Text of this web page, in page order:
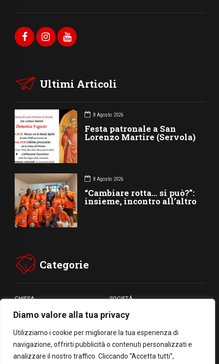
Diamo valore alla tua privacy
Utilizziamo i cookie per migliorare la tua esperienza di
navigazione, offrirti pubblicità o contenuti personalizzati e
analizzare il nostro traffico. Cliccando “Accetta tutti”,
Ultimi Articoli
8 Agosto 2026
Festa patronale a San
Lorenzo Martire (Servola)
8 Agosto 2026
“Cambiare rotta… si può?”:
insieme, incontro all’altro
Categorie
CHIESA SOCIETÁ
CARITÁ GIUBILEO
CULTURA MEDIA